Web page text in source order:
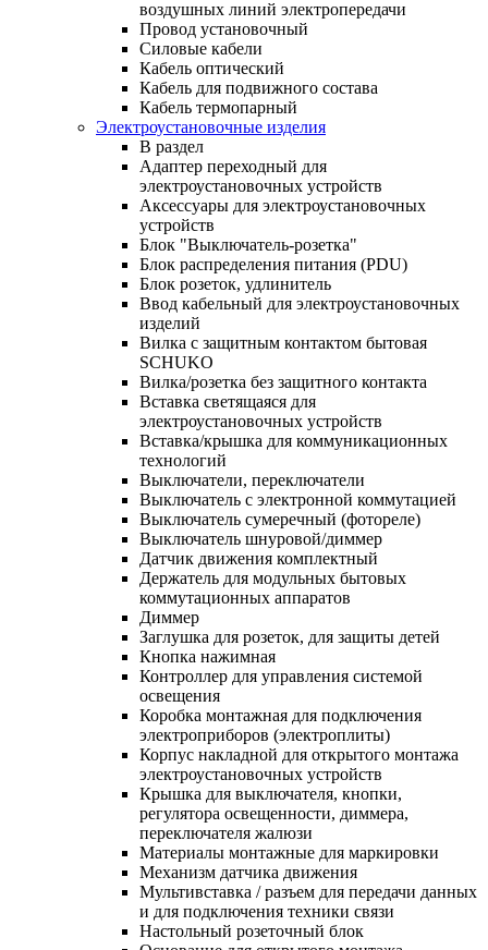
воздушных линий электропередачи
Провод установочный
Силовые кабели
Кабель оптический
Кабель для подвижного состава
Кабель термопарный
Электроустановочные изделия
В раздел
Адаптер переходный для
электроустановочных устройств
Аксессуары для электроустановочных
устройств
Блок "Выключатель-розетка"
Блок распределения питания (PDU)
Блок розеток, удлинитель
Ввод кабельный для электроустановочных
изделий
Вилка с защитным контактом бытовая
SCHUKO
Вилка/розетка без защитного контакта
Вставка светящаяся для
электроустановочных устройств
Вставка/крышка для коммуникационных
технологий
Выключатели, переключатели
Выключатель с электронной коммутацией
Выключатель сумеречный (фотореле)
Выключатель шнуровой/диммер
Датчик движения комплектный
Держатель для модульных бытовых
коммутационных аппаратов
Диммер
Заглушка для розеток, для защиты детей
Кнопка нажимная
Контроллер для управления системой
освещения
Коробка монтажная для подключения
электроприборов (электроплиты)
Корпус накладной для открытого монтажа
электроустановочных устройств
Крышка для выключателя, кнопки,
регулятора освещенности, диммера,
переключателя жалюзи
Материалы монтажные для маркировки
Механизм датчика движения
Мультивставка / разъем для передачи данных
и для подключения техники связи
Настольный розеточный блок